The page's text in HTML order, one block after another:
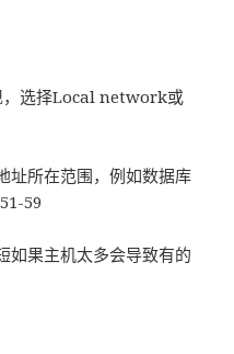
选择Local network或
址所在范围，例如数据库
59
如果主机太多会导致有的